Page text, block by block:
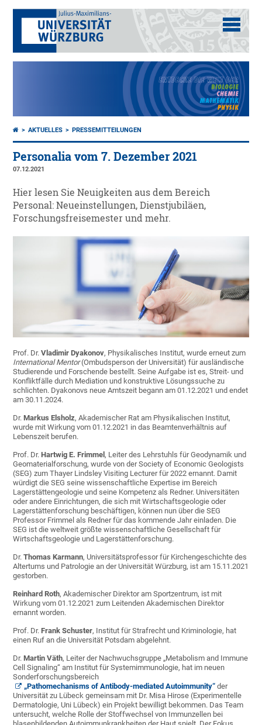
AKTUELLES PRESSEMITTEILUNGEN
Personalia vom 7. Dezember 2021
07.12.2021
Hier lesen Sie Neuigkeiten aus dem Bereich
Personal: Neueinstellungen, Dienstjubiläen,
Forschungsfreisemester und mehr.
Prof. Dr.Vladimir Dyakonov, Physikalisches Institut, wurde erneut zum
International Mentor(Ombudsperson der Universität) für ausländische
Studierende und Forschende bestellt. Seine Aufgabe ist es, Streit- und
Konfliktfälle durch Mediation und konstruktive Lösungssuche zu
schlichten. Dyakonovs neue Amtszeit begann am 01.12.2021 und endet
am 30.11.2024.
Dr.Markus Elsholz, Akademischer Rat am Physikalischen Institut,
wurde mit Wirkung vom 01.12.2021 in das Beamtenverhältnis auf
Lebenszeit berufen.
Prof. Dr.Hartwig E. Frimmel, Leiter des Lehrstuhls für Geodynamik und
Geomaterialforschung, wurde von der Society of Economic Geologists
(SEG) zum Thayer Lindsley Visiting Lecturer für 2022 ernannt. Damit
würdigt die SEG seine wissenschaftliche Expertise im Bereich
Lagerstättengeologie und seine Kompetenz als Redner. Universitäten
oder andere Einrichtungen, die sich mit Wirtschaftsgeologie oder
Lagerstättenforschung beschäftigen, können nun über die SEG
Professor Frimmel als Redner für das kommende Jahr einladen. Die
SEG ist die weltweit größte wissenschaftliche Gesellschaft für
Wirtschaftsgeologie und Lagerstättenforschung.
Dr.Thomas Karmann, Universitätsprofessor für Kirchengeschichte des
Altertums und Patrologie an der Universität Würzburg, ist am 15.11.2021
gestorben.
Reinhard Roth, Akademischer Direktor am Sportzentrum, ist mit
Wirkung vom 01.12.2021 zum Leitenden Akademischen Direktor
ernannt worden.
Prof. Dr.Frank Schuster, Institut für Strafrecht und Kriminologie, hat
einen Ruf an die Universität Potsdam abgelehnt.
Dr.Martin Väth, Leiter der Nachwuchsgruppe „Metabolism and Immune
Cell Signaling“ am Institut für Systemimmunologie, hat im neuen
Sonderforschungsbereich
„Pathomechanisms of Antibody-mediated Autoimmunity“ der
Universität zu Lübeck gemeinsam mit Dr. Misa Hirose (Experimentelle
Dermatologie, Uni Lübeck) ein Projekt bewilligt bekommen. Das Team
untersucht, welche Rolle der Stoffwechsel von Immunzellen bei